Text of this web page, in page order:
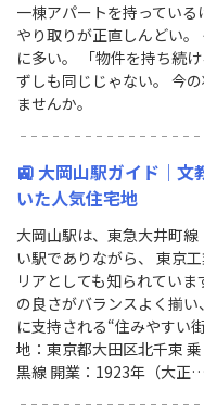
一棟アパートを持ってい
やり取りが正直しんどい
に多い。 「物件を持ち続
ずしも同じじゃない。 今
ませんか。
🚉 大岡山駅ガイド｜
いた人気住宅地
大岡山駅は、東急大井町
い駅でありながら、 東京
リアとしても知られてい
の良さがバランスよく揃
に支持される“住みやすい
地：東京都大田区北千束
黒線 開業：1923年（大正…